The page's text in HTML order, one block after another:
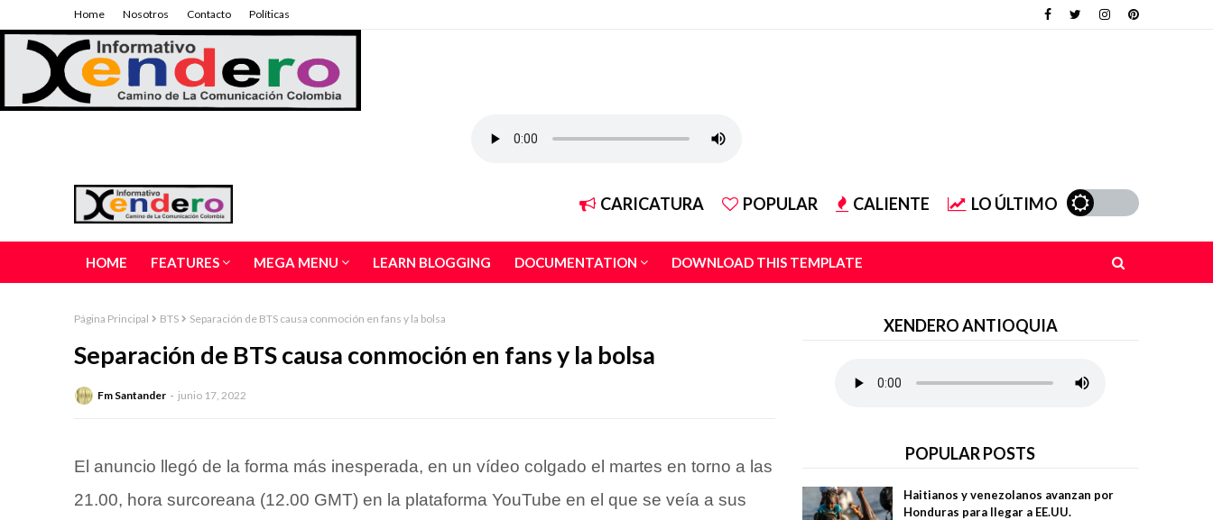
Home Nosotros Contacto Políticas
CARICATURA POPULAR CALIENTE LO ÚLTIMO
HOME FEATURES MEGA MENU LEARN BLOGGING DOCUMENTATION DOWNLOAD THIS TEMPLATE
Página Principal BTS Separación de BTS causa conmoción en fans y la bolsa
Separación de BTS causa conmoción en fans y la bolsa
Fm Santander junio 17, 2022
El anuncio llegó de la forma más inesperada, en un vídeo colgado el martes en torno a las
21.00, hora surcoreana (12.00 GMT) en la plataforma YouTube en el que se veía a sus
XENDERO ANTIOQUIA
POPULAR POSTS
Haitianos y venezolanos avanzan por
Honduras para llegar a EE.UU.